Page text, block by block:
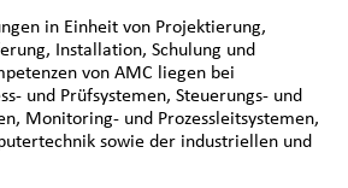
in Einheit von Projektierung,
Installation, Schulung und
von AMC liegen bei
und Prüfsystemen, Steuerungs- und
Monitoring- und Prozessleitsystemen,
sowie der industriellen und